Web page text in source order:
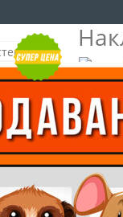
0out of
(
540.00
540.00